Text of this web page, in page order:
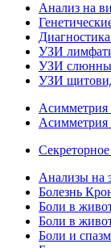
Анализ на
УЗИ
УЗИ
УЗИ
Асимметрия
Асимметрия
Анализы на
Болезнь
Боли в
Боли в
Боли и